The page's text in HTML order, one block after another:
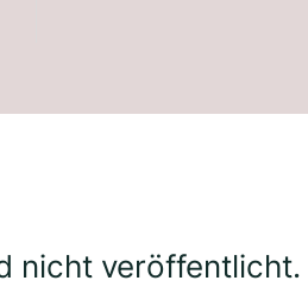
nicht veröffentlicht.